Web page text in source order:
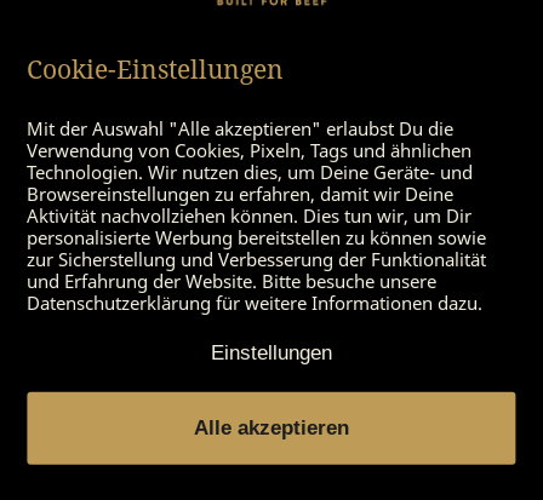
DX 1000 – Einschieberost
Rinderrücken Ganz
(Deutsche Färse)
Cookie-Einstellungen
Mit der Auswahl "Alle akzeptieren" erlaubst Du die
Verwendung von Cookies, Pixeln, Tags und ähnlichen
Technologien. Wir nutzen dies, um Deine Geräte- und
Browsereinstellungen zu erfahren, damit wir Deine
Aktivität nachvollziehen können. Dies tun wir, um Dir
personalisierte Werbung bereitstellen zu können sowie
zur Sicherstellung und Verbesserung der Funktionalität
und Erfahrung der Website. Bitte besuche unsere
Datenschutzerklärung für weitere Informationen dazu.
Einstellungen
Alle akzeptieren